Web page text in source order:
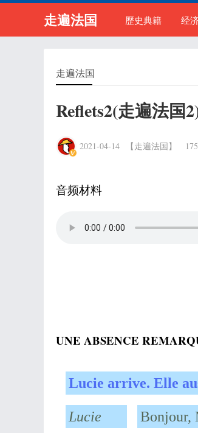
走遍法国 歷史典籍 经
走遍法国
Reflets2(走遍法国
2021-04-14 【走遍法国】
音频材料
UNE ABSENCE
Lucie arrive. Elle
Lucie Bonjour,